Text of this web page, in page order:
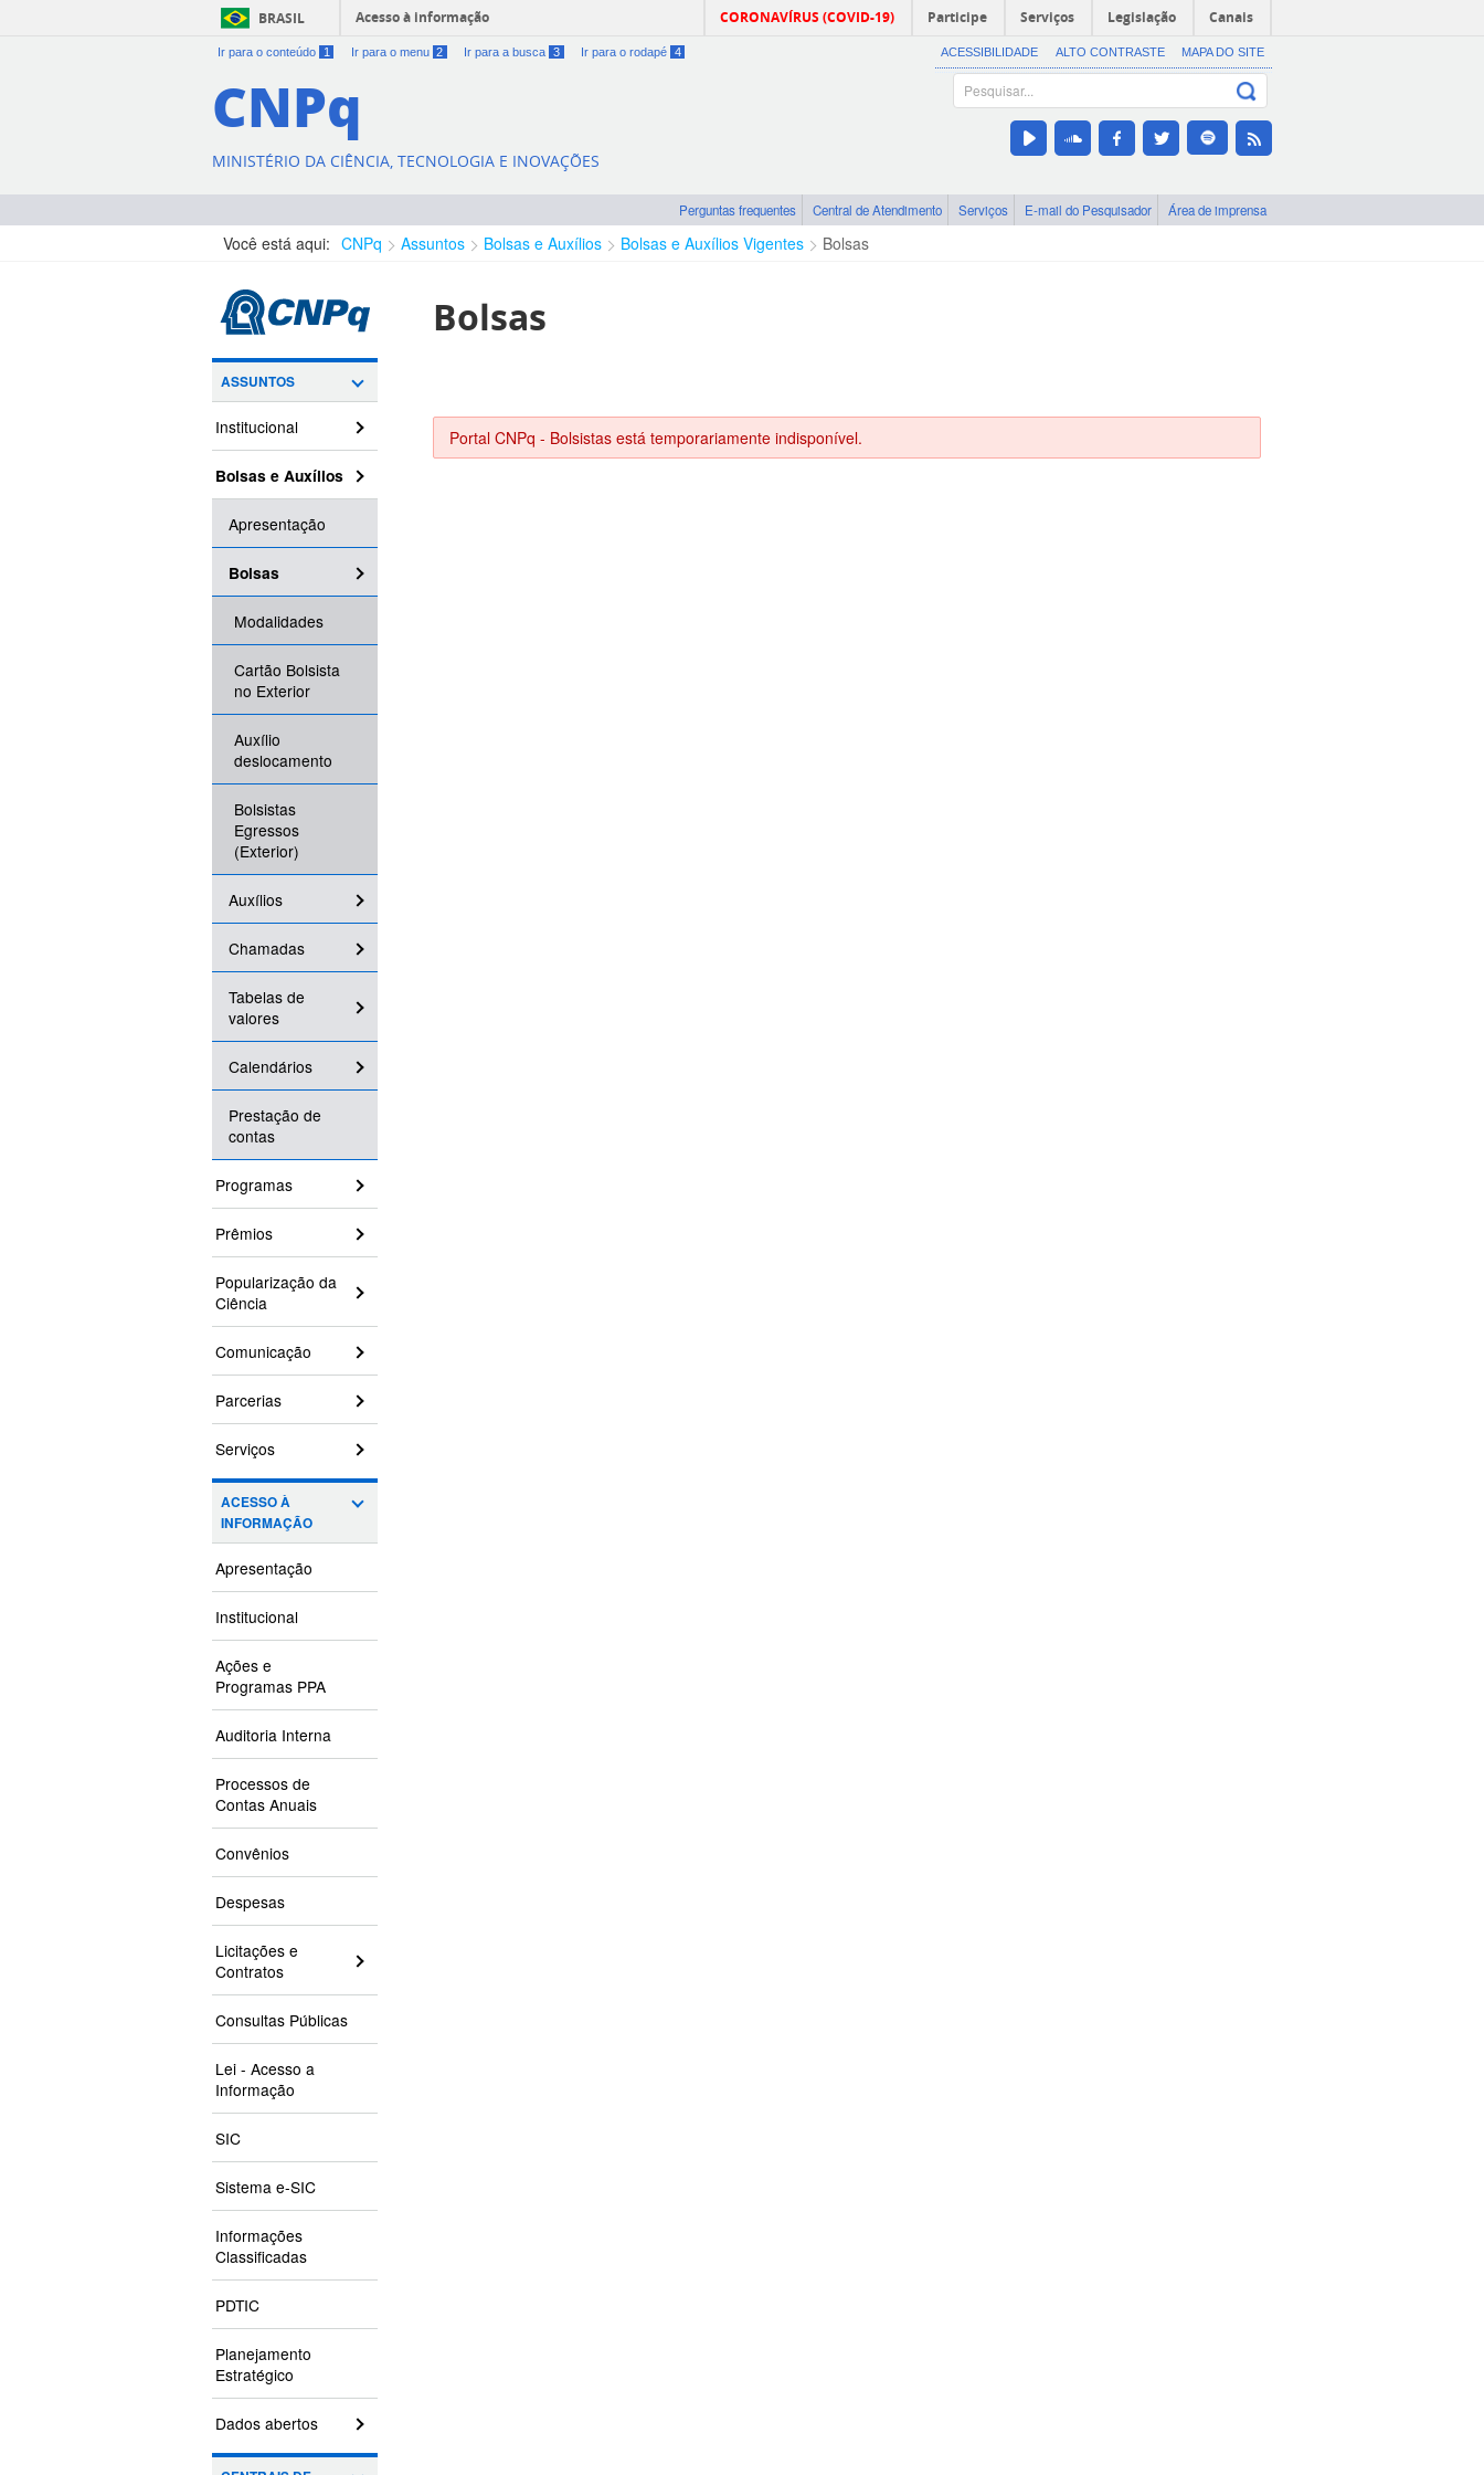
BRASIL Acesso à informação CORONAVÍRUS (COVID-19) Participe Serviços Legislação Canais
Ir para o conteúdo 1 Ir para o menu 2 Ir para a busca 3 Ir para o rodapé 4 ACESSIBILIDADE ALTO CONTRASTE MAPA DO SITE
CNPq
MINISTÉRIO DA CIÊNCIA, TECNOLOGIA E INOVAÇÕES
Perguntas frequentes Central de Atendimento Serviços E-mail do Pesquisador Área de imprensa
Você está aqui: CNPq Assuntos Bolsas e Auxílios Bolsas e Auxílios Vigentes Bolsas
ASSUNTOS
Institucional
Bolsas e Auxílios
Apresentação
Bolsas
Modalidades
Cartão Bolsista
no Exterior
Auxílio
deslocamento
Bolsistas
Egressos
(Exterior)
Auxílios
Chamadas
Tabelas de
valores
Calendários
Prestação de
contas
Programas
Prêmios
Popularização da
Ciência
Comunicação
Parcerias
Serviços
ACESSO À
INFORMAÇÃO
Apresentação
Institucional
Ações e
Programas PPA
Auditoria Interna
Processos de
Contas Anuais
Convênios
Despesas
Licitações e
Contratos
Consultas Públicas
Lei - Acesso a
Informação
SIC
Sistema e-SIC
Informações
Classificadas
PDTIC
Planejamento
Estratégico
Dados abertos
Bolsas
Portal CNPq - Bolsistas está temporariamente indisponível.